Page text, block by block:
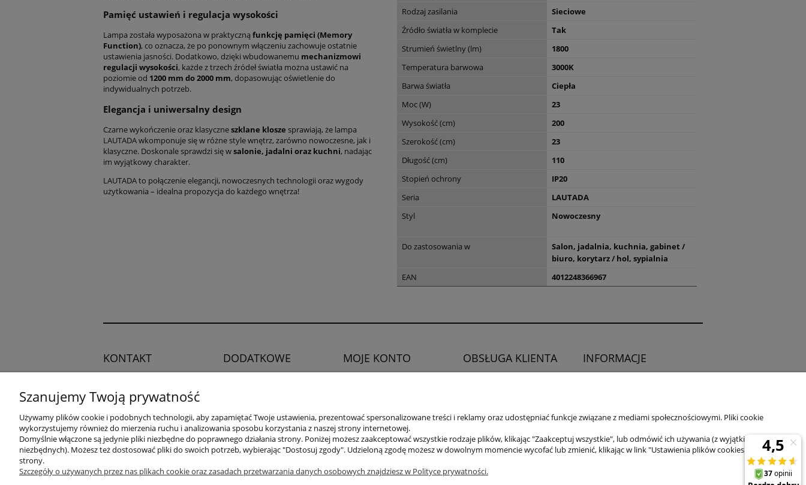
Pamięć ustawień i regulacja wysokości
Lampa została wyposażona w praktyczną funkcję pamięci (Memory
Function), co oznacza, że po ponownym włączeniu zachowuje ostatnie
ustawienia jasności. Dodatkowo, dzięki wbudowanemu mechanizmowi
regulacji wysokości, każde z trzech źródeł światła można ustawić na
poziomie od 1200 mm do 2000 mm, dopasowując oświetlenie do
indywidualnych potrzeb.
Elegancja i uniwersalny design
Czarne wykończenie oraz klasyczneszklane klosze sprawiają, że lampa
LAUTADA wkomponuje się w różne style wnętrz, zarówno nowoczesne, jak i
klasyczne. Doskonale sprawdzi się wsalonie, jadalni oraz kuchni, nadając
im wyjątkowy charakter.
LAUTADA to połączenie elegancji, nowoczesnych technologii oraz wygody
użytkowania – idealna propozycja do każdego wnętrza!
Rodzaj zasilania
Sieciowe
Źródło światła w komplecie
Tak
Strumień świetlny (lm)
1800
Temperatura barwowa
3000K
Barwa światła
Ciepła
Moc (W)
23
Wysokość (cm)
200
Szerokość (cm)
23
Długość (cm)
110
Stopień ochrony
IP20
Seria
LAUTADA
Styl
Nowoczesny
Do zastosowania w
Salon, jadalnia, kuchnia, gabinet /
biuro, korytarz / hol, sypialnia
EAN
4012248366967
KONTAKT
Zadzwoń!
+48 504 545
749
adres:
Koszalin
DODATKOWE MOJE KONTO OBSŁUGA KLIENTA INFORMACJE
Szanujemy Twoją prywatność
Używamy plików cookie i podobnych technologii, aby zapamiętać Twoje ustawienia, prezentować spersonalizowane treści i reklamy oraz udostępniać funkcje związane z mediami społecznościowymi. Pliki cookie
wykorzystujemy również do mierzenia ruchu i analizowania sposobu korzystania z naszej strony internetowej.
Domyślnie włączone są jedynie pliki niezbędne do poprawnego działania strony. Poniżej możesz zaakceptować wszystkie rodzaje plików, klikając "Zaakceptuj wszystkie", lub odmówić ich używania (z wyjątkiem
niezbędnych). Możesz też dostosować pliki do swoich potrzeb, wybierając "Dostosuj zgody". Udzieloną zgodę możesz w dowolnym momencie wycofać lub zmienić, klikając w link "Ustawienia plików cookies" na dole
strony.
Szczegóły o używanych przez nas plikach cookie oraz zasadach przetwarzania danych osobowych znajdziesz w Polityce prywatności.